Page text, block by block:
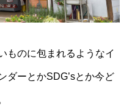
ものに包まれるようなイ
ダーとかSDG’sとか今ど